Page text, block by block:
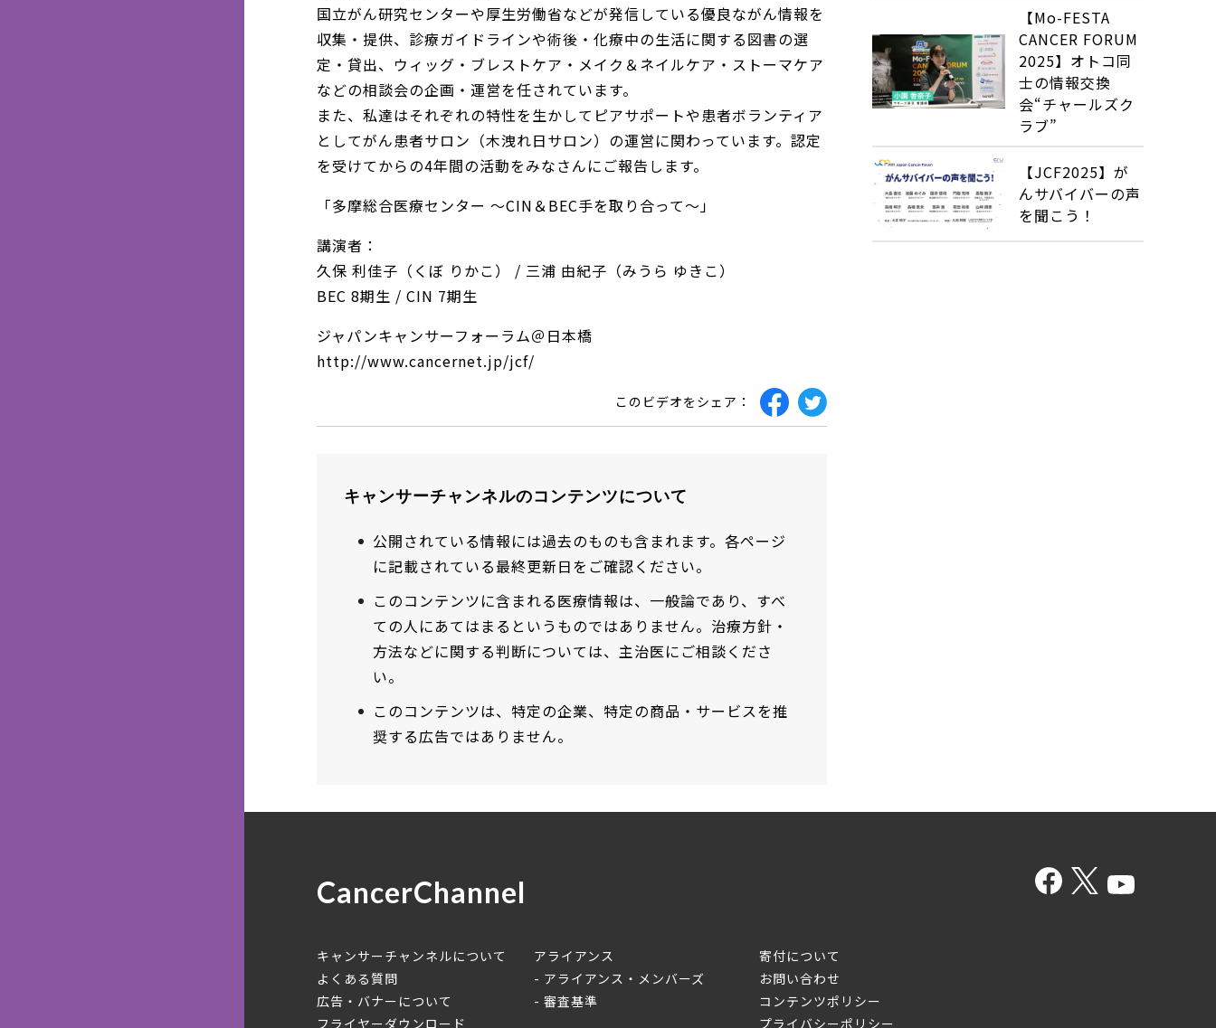
国立がん研究センターや厚生労働省などが発信している優良ながん情報を
収集・提供、診療ガイドラインや術後・化療中の生活に関する図書の選
定・貸出、ウィッグ・ブレストケア・メイク＆ネイルケア・ストーマケア
などの相談会の企画・運営を任されています。
また、私達はそれぞれの特性を生かしてピアサポートや患者ボランティア
としてがん患者サロン（木洩れ日サロン）の運営に関わっています。認定
を受けてからの4年間の活動をみなさんにご報告します。
「多摩総合医療センター ～CIN＆BEC手を取り合って～」
講演者：
久保 利佳子（くぼ りかこ） / 三浦 由紀子（みうら ゆきこ）
BEC 8期生 / CIN 7期生
ジャパンキャンサーフォーラム＠日本橋
http://www.cancernet.jp/jcf/
このビデオをシェア：
キャンサーチャンネルのコンテンツについて
公開されている情報には過去のものも含まれます。各ページ
に記載されている最終更新日をご確認ください。
このコンテンツに含まれる医療情報は、一般論であり、すべ
ての人にあてはまるというものではありません。治療方針・
方法などに関する判断については、主治医にご相談くださ
い。
このコンテンツは、特定の企業、特定の商品・サービスを推
奨する広告ではありません。
【Mo-FESTA
CANCER FORUM
2025】オトコ同
士の情報交換
会“チャールズク
ラブ”
【JCF2025】が
んサバイバーの声
を聞こう！
CancerChannel
キャンサーチャンネルについて
よくある質問
広告・バナーについて
フライヤーダウンロード
アライアンス
アライアンス・メンバーズ
審査基準
寄付について
お問い合わせ
コンテンツポリシー
プライバシーポリシー